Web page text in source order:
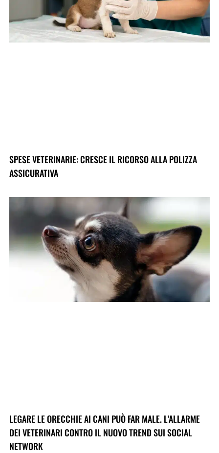
SPESE VETERINARIE: CRESCE IL RICORSO ALLA POLIZZA
ASSICURATIVA
LEGARE LE ORECCHIE AI CANI PUÒ FAR MALE. L’ALLARME
DEI VETERINARI CONTRO IL NUOVO TREND SUI SOCIAL
NETWORK